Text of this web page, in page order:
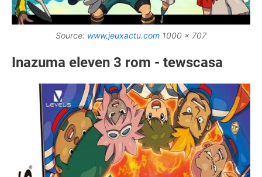
Source: www.jeuxactu.com 1000 x 707
Inazuma eleven 3 rom - tewscasa